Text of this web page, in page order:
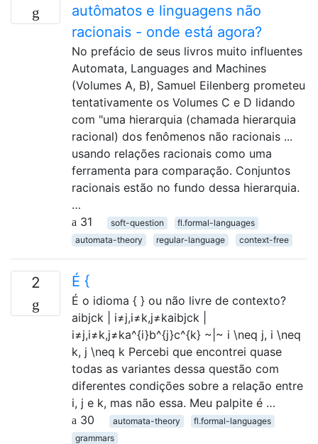
autômatos e linguagens não
racionais - onde está agora?
No prefácio de seus livros muito influentes
Automata, Languages ​​and Machines
(Volumes A, B), Samuel Eilenberg prometeu
tentativamente os Volumes C e D lidando
com "uma hierarquia (chamada hierarquia
racional) dos fenômenos não racionais ...
usando relações racionais como uma
ferramenta para comparação. Conjuntos
racionais estão no fundo dessa hierarquia.
…
31
soft-question
fl.formal-languages
automata-theory
regular-language context-free
2 É {
É o idioma { } ou não livre de contexto?
aibjck | i≠j,i≠k,j≠kaibjck |
i≠j,i≠k,j≠ka^{i}b^{j}c^{k} ~|~ i \neq j, i \neq
k, j \neq k Percebi que encontrei quase
todas as variantes dessa questão com
diferentes condições sobre a relação entre
i, j e k, mas não essa. Meu palpite é …
30
automata-theory
fl.formal-languages
grammars